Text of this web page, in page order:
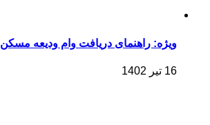
ویژه: راهنمای دریافت وام ودیعه مسکن ۱۴۰۲
16 تیر 1402